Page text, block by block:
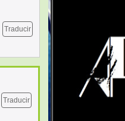
Traducir
Traducir